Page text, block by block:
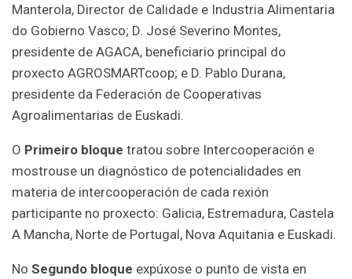
Manterola, Director de Calidade e Industria Alimentaria
do Gobierno Vasco; D. José Severino Montes,
presidente de AGACA, beneficiario principal do
proxecto AGROSMARTcoop; e D. Pablo Durana,
presidente da Federación de Cooperativas
Agroalimentarias de Euskadi.
O Primeiro bloque tratou sobre Intercooperación e
mostrouse un diagnóstico de potencialidades en
materia de intercooperación de cada rexión
participante no proxecto: Galicia, Estremadura, Castela
A Mancha, Norte de Portugal, Nova Aquitania e Euskadi.
No Segundo bloque expúxose o punto de vista en